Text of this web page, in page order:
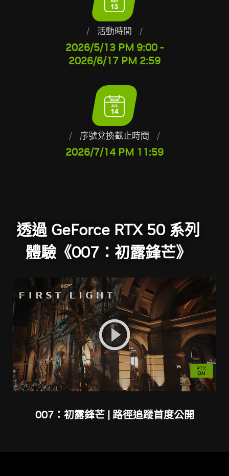
/ 活動時間 /
2026/5/13 PM 9:00 -
2026/6/17 PM 2:59
/ 序號兌換截止時間 /
2026/7/14 PM 11:59
透過 GeForce RTX 50 系列
體驗《007：初露鋒芒》
007：初露鋒芒 | 路徑追蹤首度公開